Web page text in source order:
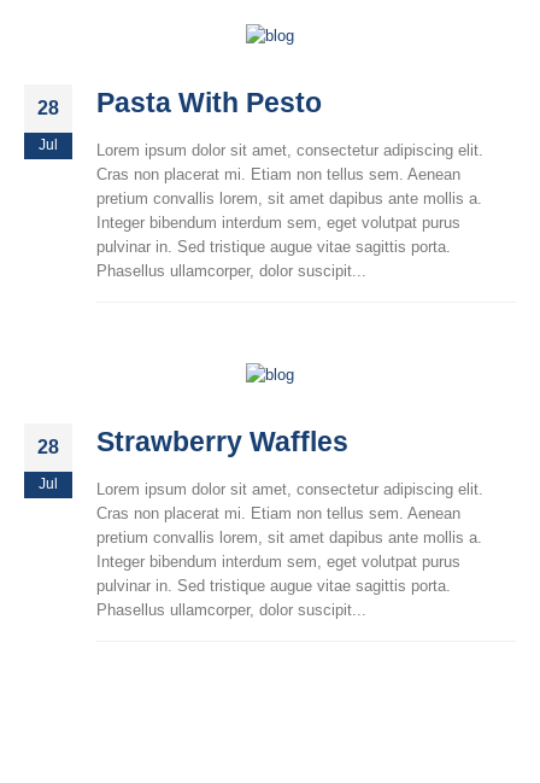
28
Jul
Pasta With Pesto
Lorem ipsum dolor sit amet, consectetur adipiscing elit.
Cras non placerat mi. Etiam non tellus sem. Aenean
pretium convallis lorem, sit amet dapibus ante mollis a.
Integer bibendum interdum sem, eget volutpat purus
pulvinar in. Sed tristique augue vitae sagittis porta.
Phasellus ullamcorper, dolor suscipit...
28
Jul
Strawberry Waffles
Lorem ipsum dolor sit amet, consectetur adipiscing elit.
Cras non placerat mi. Etiam non tellus sem. Aenean
pretium convallis lorem, sit amet dapibus ante mollis a.
Integer bibendum interdum sem, eget volutpat purus
pulvinar in. Sed tristique augue vitae sagittis porta.
Phasellus ullamcorper, dolor suscipit...